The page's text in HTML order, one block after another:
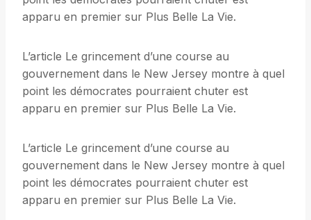
apparu en premier sur Plus Belle La Vie.
L’article Le grincement d’une course au
gouvernement dans le New Jersey montre à quel
point les démocrates pourraient chuter est
apparu en premier sur Plus Belle La Vie.
L’article Le grincement d’une course au
gouvernement dans le New Jersey montre à quel
point les démocrates pourraient chuter est
apparu en premier sur Plus Belle La Vie.